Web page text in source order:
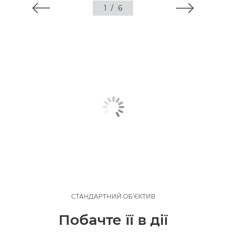
1 / 6
СТАНДАРТНИЙ ОБ’ЄКТИВ
Побачте її в дії